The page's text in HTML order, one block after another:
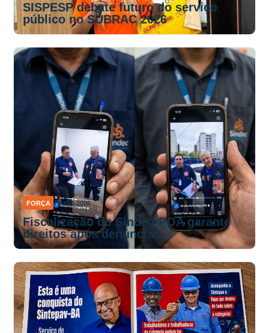
SISPESP debate futuro do serviço
público no SUBRAC 2026
FORÇA 7 AGO 2026
Fiscalização do Sindec-POA garante
direitos após denúncias